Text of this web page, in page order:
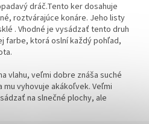
dráč.Tento ker dosahuje
roztvárajúce konáre. Jeho listy
. Vhodné je vysádzať tento druh
farbe, ktorá oslní každý pohľad,
vlahu, veľmi dobre znáša suché
vyhovuje akákoľvek. Veľmi
na slnečné plochy, ale